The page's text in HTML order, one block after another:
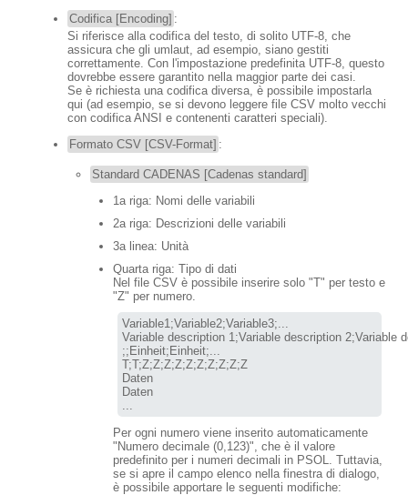
Codifica [Encoding] :
Si riferisce alla codifica del testo, di solito UTF-8, che
assicura che gli umlaut, ad esempio, siano gestiti
correttamente. Con l'impostazione predefinita UTF-8, questo
dovrebbe essere garantito nella maggior parte dei casi.
Se è richiesta una codifica diversa, è possibile impostarla
qui (ad esempio, se si devono leggere file CSV molto vecchi
con codifica ANSI e contenenti caratteri speciali).
Formato CSV [CSV-Format] :
Standard CADENAS [Cadenas standard]
1a riga: Nomi delle variabili
2a riga: Descrizioni delle variabili
3a linea: Unità
Quarta riga: Tipo di dati
Nel file CSV è possibile inserire solo "T" per testo e
"Z" per numero.
Variable1;Variable2;Variable3;...
Variable description 1;Variable description 2;Variable
T;T;Z;Z;Z;Z;Z;Z;Z;Z;Z;Z
Daten
Daten
Per ogni numero viene inserito automaticamente
"Numero decimale (0,123)", che è il valore
predefinito per i numeri decimali in PSOL. Tuttavia,
se si apre il campo elenco nella finestra di dialogo,
è possibile apportare le seguenti modifiche: